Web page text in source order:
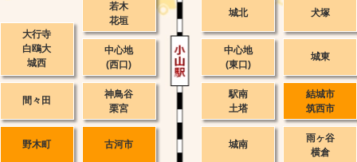
若木
花垣
城北
犬塚
大行寺
白鴎大
城西
中心地
(西口)
中心地
(東口)
城東
神鳥谷
栗宮
駅南
土塔
結城市
筑西市
野木町 古河市
間々田
城南
雨ヶ谷
横倉